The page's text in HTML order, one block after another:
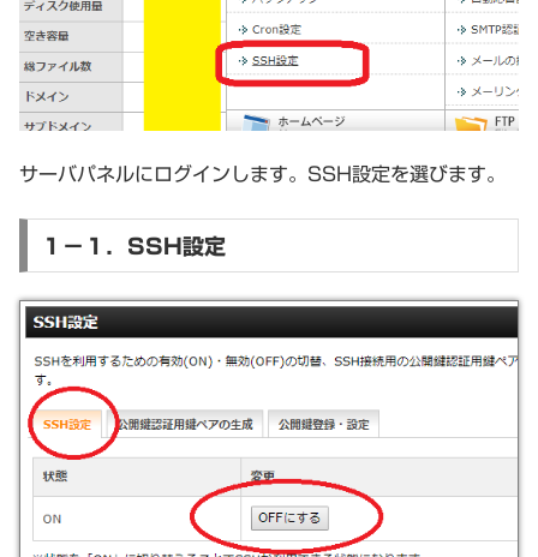
サーバパネルにログインします。SSH設定を選びます。
１－１．SSH設定